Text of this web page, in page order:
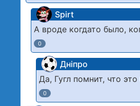
Spirt
А вроде когдато было,
0
Дніпро
Да, Гугл помнит, что
0